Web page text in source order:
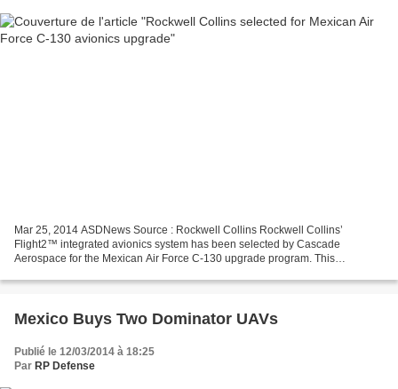
Mar 25, 2014 ASDNews Source : Rockwell Collins Rockwell Collins’
Flight2™ integrated avionics system has been selected by Cascade
Aerospace for the Mexican Air Force C-130 upgrade program. This
Mexico Buys Two Dominator UAVs
Publié le 12/03/2014 à 18:25
Par RP Defense